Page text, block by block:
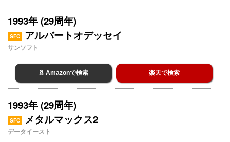
1993年 (29周年)
SFC アルバートオデッセイ
サンソフト
Amazonで検索 楽天で検索
1993年 (29周年)
SFC メタルマックス2
データイースト